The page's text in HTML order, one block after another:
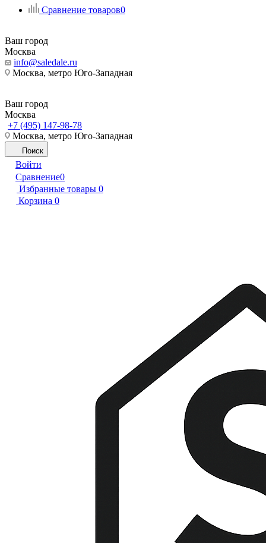
Сравнение товаров0
Ваш город
Москва
info@saledale.ru
Москва, метро Юго-Западная
Ваш город
Москва
+7 (495) 147-98-78
Москва, метро Юго-Западная
Поиск
Войти
Сравнение0
Избранные товары 0
Корзина 0